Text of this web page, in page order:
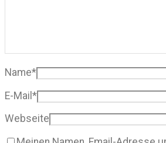
Name*
E-Mail *
Webseite